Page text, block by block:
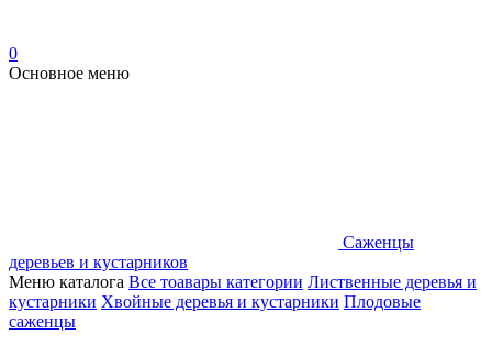
0
Основное меню
Саженцы
деревьев и кустарников
Меню каталога Все тоавары категории Лиственные деревья и
кустарники Хвойные деревья и кустарники Плодовые
саженцы